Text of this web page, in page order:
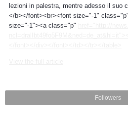
lezioni in palestra, mentre adesso il suo
</b></font><br><font size="-1"
size="-1"><a class="p"
Followers